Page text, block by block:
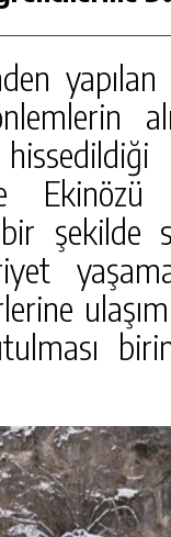
Ekinözü
şekilde